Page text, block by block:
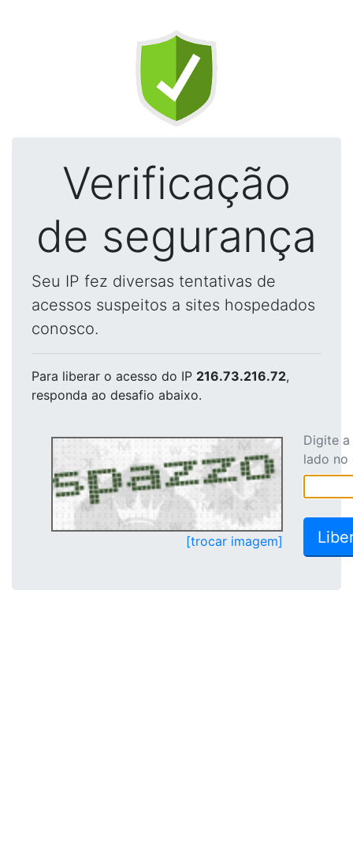
Verificação
de segurança
Seu IP fez diversas tentativas de
acessos suspeitos a sites hospedados
conosco.
Para liberar o acesso do IP 216.73.216.72,
responda ao desafio abaixo.
[trocar imagem]
Digite
lado no